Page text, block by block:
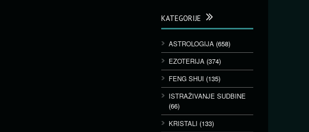
KATEGORIJE
ASTROLOGIJA (658)
EZOTERIJA (374)
FENG SHUI (135)
ISTRAŽIVANJE SUDBINE
(66)
KRISTALI (133)